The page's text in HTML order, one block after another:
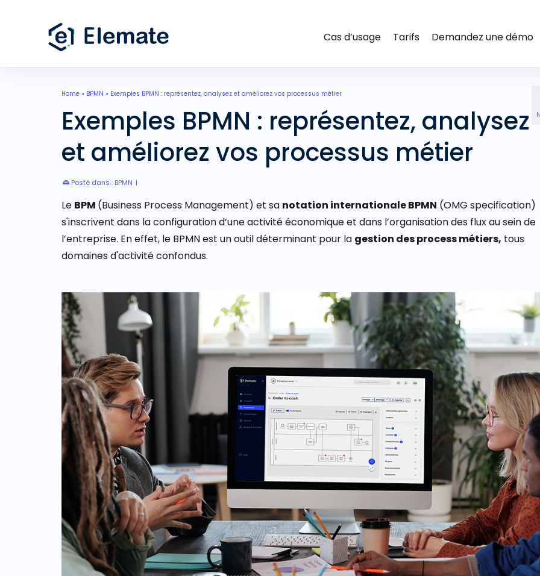
Cas d’usage Tarifs Demandez une démo
Home » BPMN » Exemples BPMN : représentez, analysez et améliorez vos processus métier
Exemples BPMN : représentez, analysez
et améliorez vos processus métier
Posté dans : BPMN |
Le BPM (Business Process Management) et sa notation internationale BPMN (OMG specification)
s'inscrivent dans laconfiguration d’une activité économiqueet dans l’organisationdes flux au sein de
l’entreprise. En effet, le BPMN est unoutil déterminant pour la gestion des process métiers, tous
domaines d'activité confondus.